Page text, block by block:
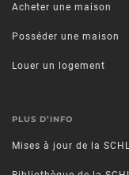
Acheter une maison
Posséder une maison
Louer un logement
PLUS D’INFO
Mises à jour de la SCHL